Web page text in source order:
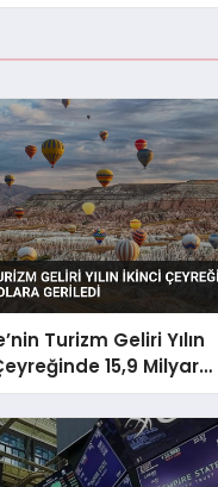
Turizm Geliri Yılın
15,9 Milyar
Geriledi